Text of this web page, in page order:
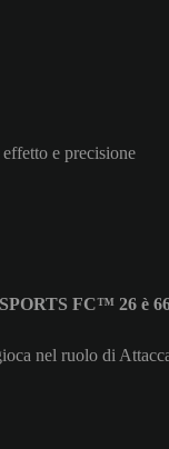
e precisione
FC™ 26 è
nel ruolo di